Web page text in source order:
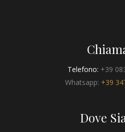
Telefono: +39
Whatsapp: +39
Dove